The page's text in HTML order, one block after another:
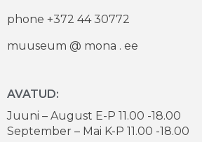
phone +372 44 30772
muuseum @ mona . ee
AVATUD:
Juuni – August E-P 11.00 -18.00
September – Mai K-P 11.00 -18.00